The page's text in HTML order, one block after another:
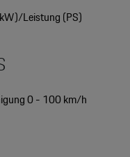
Leistung (PS)
0 - 100 km/h